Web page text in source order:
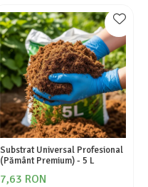
Substrat Universal Profesional
(Pământ Premium) - 5 L
7,63 RON